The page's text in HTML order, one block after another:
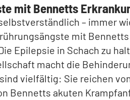
mit Bennetts
– immer
mit Bennetts
Epilepsie in Schach zu
macht die
vielfältig: Sie reichen
Bennetts akuten